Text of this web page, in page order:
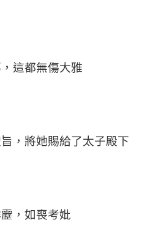
這都無傷大雅
，將她賜給了太子殿下
，如喪考妣